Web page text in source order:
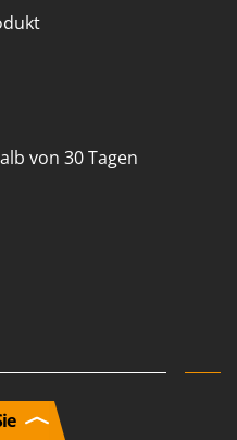
von 30 Tagen